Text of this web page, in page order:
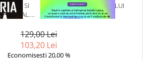
SACRA SI
1 x VINDECAREA COPILULUI
INTERIOR
129,00 Lei
103,20 Lei
Economisesti 20,00 %